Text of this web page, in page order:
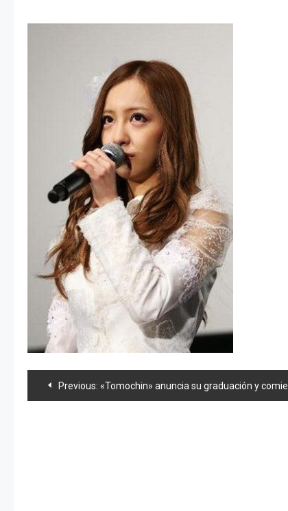
Navegación
Previous: «Tomochin» anuncia su graduación y comienza el escarnio por acto de «Miichan»